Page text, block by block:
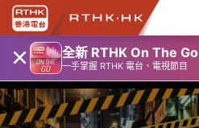
× 全新 RTHK On The Go
一手掌握 RTHK 電台、電視節目